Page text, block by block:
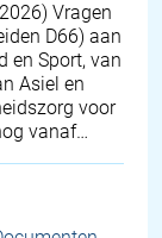
Vragen
D66) aan
en Sport, van
Asiel en
voor
vanaf…